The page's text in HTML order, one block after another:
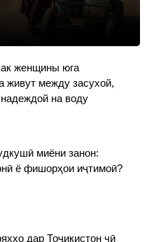
женщины юга
живут между засухой,
на воду
миёни занон:
ё фишорҳои иҷтимоӣ?
дар Тоҷикистон чӣ